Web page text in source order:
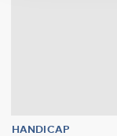
HANDICAP